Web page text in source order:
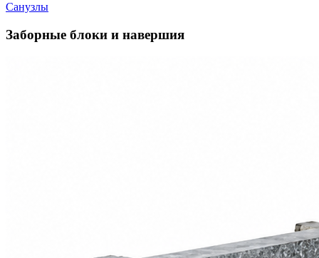
Санузлы
Заборные блоки и навершия